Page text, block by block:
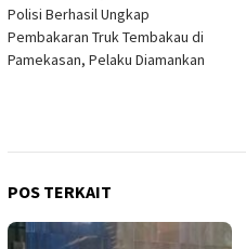
pos
Polisi Berhasil Ungkap
Pembakaran Truk Tembakau di
Pamekasan, Pelaku Diamankan
POS TERKAIT